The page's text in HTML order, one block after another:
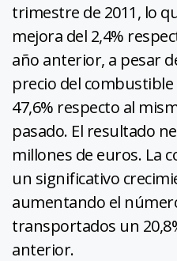
trimestre de 2011, lo
mejora del 2,4%
año anterior, a pesar
precio del
47,6% respecto al
pasado. El resultado
millones de euros. La
un significativo
aumentando el
transportados un
anterior.